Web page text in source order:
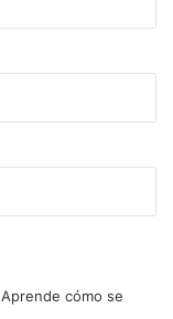
Aprende cómo se